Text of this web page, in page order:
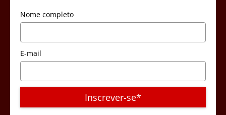
Nome completo
E-mail
Inscrever-se*